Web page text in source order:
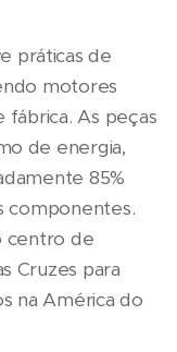
práticas de
motores
fábrica. As peças
de energia,
85%
componentes.
centro de
Cruzes para
na América do